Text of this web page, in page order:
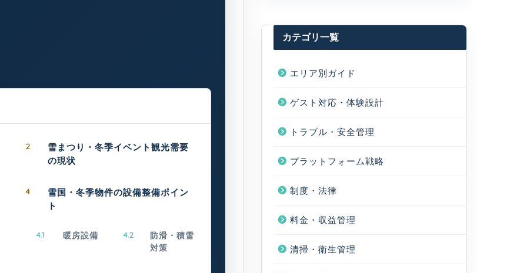
2
雪まつり・冬季イベント観光需要
の現状
4
雪国・冬季物件の設備整備ポイン
ト
4.1 暖房設備 4.2
防滑・積雪
対策
カテゴリ一覧
エリア別ガイド
ゲスト対応・体験設計
トラブル・安全管理
プラットフォーム戦略
制度・法律
料金・収益管理
清掃・衛生管理